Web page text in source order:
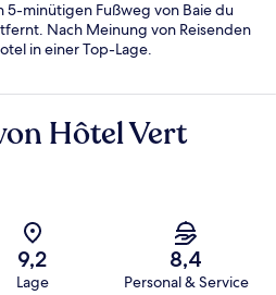
5-minütigen Fußweg von Baie du
Nach Meinung von Reisenden
in einer Top-Lage.
Hôtel Vert
9,2
Lage
8,4
Personal & Service